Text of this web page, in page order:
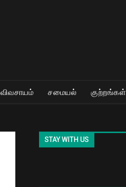
விவசாயம் சமையல் குற்றங்கள்
STAY WITH US